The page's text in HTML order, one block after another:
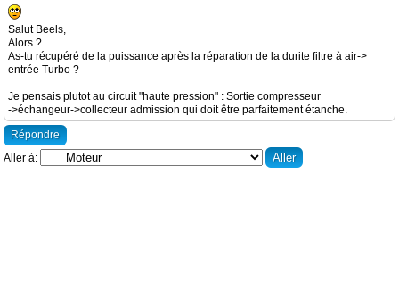
Salut Beels,
Alors ?
As-tu récupéré de la puissance après la réparation de la durite filtre à air->
entrée Turbo ?
Je pensais plutot au circuit "haute pression" : Sortie compresseur
->échangeur->collecteur admission qui doit être parfaitement étanche.
Répondre
Aller à: